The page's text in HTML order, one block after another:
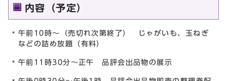
内容（予定）
午前10時～（売切れ次第終了） じゃがいも、玉ねぎ
などの詰め放題（有料）
午前11時30分～正午 品評会出品物の展示